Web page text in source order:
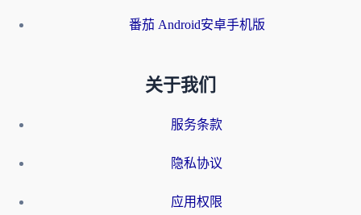
番茄 Android安卓手机版
关于我们
服务条款
隐私协议
应用权限